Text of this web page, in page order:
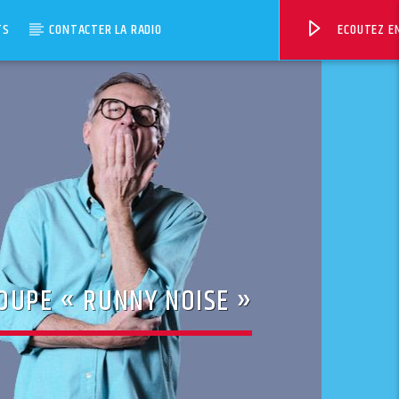
CONTACTER LA RADIO ECOUTEZ
« RUNNY NOISE »